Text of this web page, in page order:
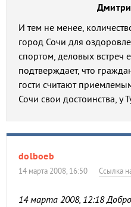
И тем не менее,
город Сочи для
спортом, деловых встреч
подтверждает, что
гости считают
Сочи свои достоинства, у
dolboeb
14 марта 2008, 16:50 Ссылка
14 марта 2008, 12:18